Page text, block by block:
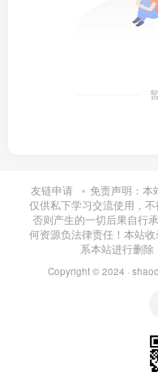
友链申请
免责声明：本
仅供私下学习交流使用，
否则产生的一切后果自行
何资源负法律责任！本站
系本站进行删除
Copyright © 2024 ·